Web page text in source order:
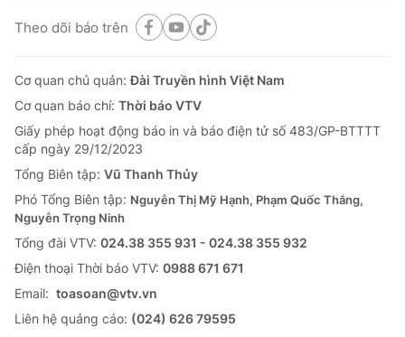
Theo dõi báo trên
Cơ quan chủ quản:Đài Truyền hình Việt Nam
Cơ quan báo chí: Thời báo VTV
Giấy phép hoạt động báo in và báo điện tử số 483/GP-BTTTT
cấp ngày 29/12/2023
Tổng Biên tập: Vũ Thanh Thủy
Phó Tổng Biên tập: Nguyễn Thị Mỹ Hạnh, Phạm Quốc Thắng,
Nguyễn Trọng Ninh
Tổng đài VTV: 024.38 355 931 - 024.38 355 932
Ðiện thoại Thời báo VTV: 0988 671 671
Email: toasoan@vtv.vn
Liên hệ quảng cáo: (024) 626 79595